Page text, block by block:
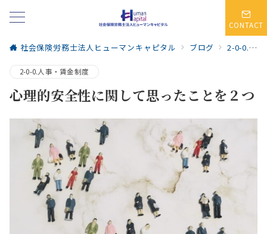
CONTACT
社会保険労務士法人ヒューマンキャピタル ブログ 2-0-0.人事・賃金制度
2-0-0.人事・賃金制度
心理的安全性に関して思ったことを２つ